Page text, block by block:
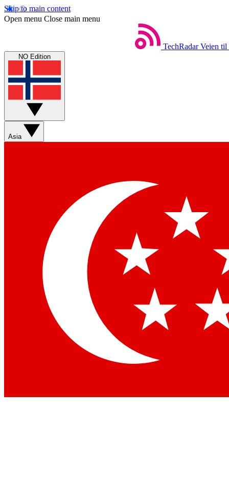
Skip to main content
Open menu Close main menu
TechRadar Veien til
NO Edition
Asia